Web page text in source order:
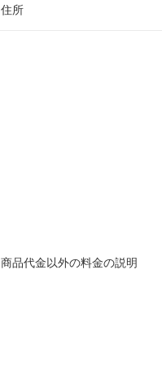
住所
商品代金以外の料金の説明